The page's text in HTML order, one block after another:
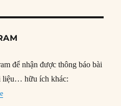
để nhận được thông báo bài
liệu… hữu ích khác: